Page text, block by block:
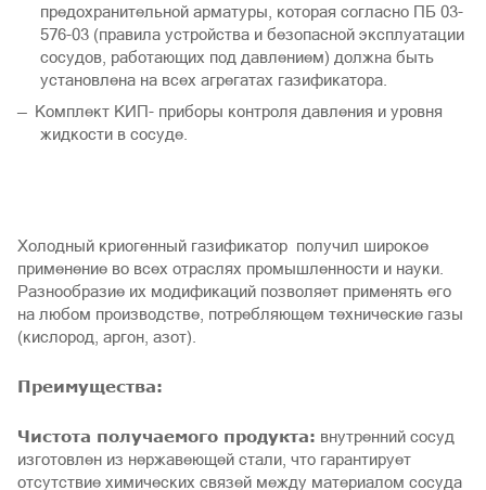
предохранительной арматуры, которая согласно ПБ 03-
576-03 (правила устройства и безопасной эксплуатации
сосудов, работающих под давлением) должна быть
установлена на всех агрегатах газификатора.
Комплект КИП- приборы контроля давления и уровня
жидкости в сосуде.
Холодный криогенный газификатор получил широкое
применение во всех отраслях промышленности и науки.
Разнообразие их модификаций позволяет применять его
на любом производстве, потребляющем технические газы
(кислород, аргон, азот).
Преимущества:
Чистота получаемого продукта: внутренний сосуд
изготовлен из нержавеющей стали, что гарантирует
отсутствие химических связей между материалом сосуда